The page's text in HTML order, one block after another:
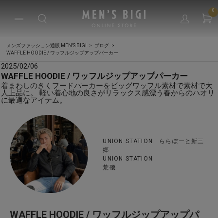
0
メンズファッション通販 MEN'S BIGI
ブログ
WAFFLE HOODIE / ワッフルジップアップパーカー
2025/02/06
WAFFLE HOODIE / ワッフルジップアップパーカー
着まわしのきくフードパーカーをビッグワッフル素材で素材で大
人上品に。 軽い着心地の良さがリラックス感漂う春からのハオリ
に最適なアイテム。
UNION STATION ららぽーと新三
郷
UNION STATION
荒磯
WAFFLE HOODIE / ワッフルジップアップパ